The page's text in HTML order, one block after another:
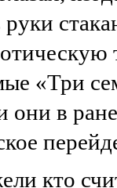
руки
«Три
они в
кто